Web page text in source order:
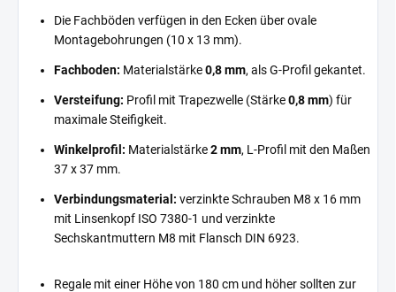
Die Fachböden verfügen in den Ecken über ovale
Montagebohrungen (10 x 13 mm).
Fachboden: Materialstärke0,8 mm, als G-Profil gekantet.
Versteifung: Profil mit Trapezwelle (Stärke0,8 mm) für
maximale Steifigkeit.
Winkelprofil: Materialstärke2 mm, L-Profil mit den Maßen
37 x 37 mm.
Verbindungsmaterial: verzinkte Schrauben M8 x 16 mm
mit Linsenkopf ISO 7380-1 und verzinkte
Sechskantmuttern M8 mit Flansch DIN 6923.
Regale mit einer Höhe von 180 cm und höher sollten zur